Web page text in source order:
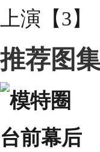
推荐图